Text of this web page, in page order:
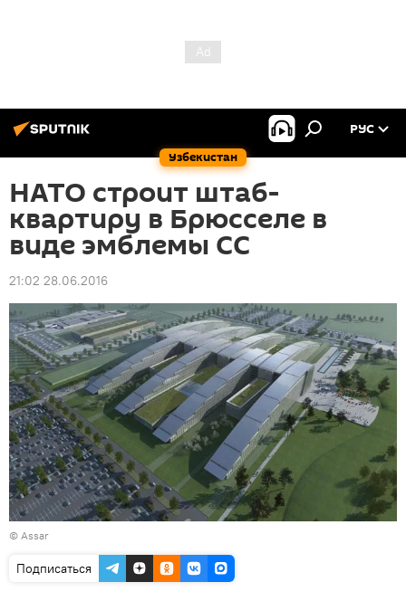
Узбекистан
РУС
НАТО строит штаб-
квартиру в Брюсселе в
виде эмблемы СС
21:02 28.06.2016
© Assar
Подписаться